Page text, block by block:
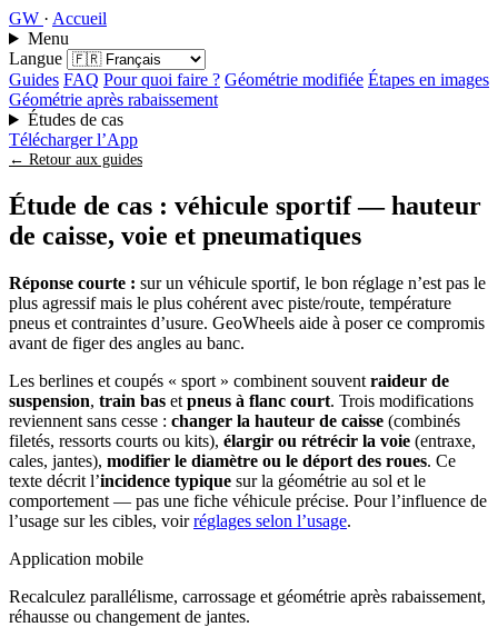
GW · Accueil
Menu
Langue
Guides FAQ Pour quoi faire ? Géométrie modifiée Étapes en images
Géométrie après rabaissement
Études de cas
Télécharger l’App
← Retour aux guides
Étude de cas : véhicule sportif — hauteur
de caisse, voie et pneumatiques
Réponse courte : sur un véhicule sportif, le bon réglage n’est pas le
plus agressif mais le plus cohérent avec piste/route, température
pneus et contraintes d’usure. GeoWheels aide à poser ce compromis
avant de figer des angles au banc.
Les berlines et coupés « sport » combinent souvent raideur de
suspension, train bas et pneus à flanc court. Trois modifications
reviennent sans cesse : changer la hauteur de caisse (combinés
filetés, ressorts courts ou kits), élargir ou rétrécir la voie (entraxe,
cales, jantes), modifier le diamètre ou le déport des roues. Ce
texte décrit l’incidence typique sur la géométrie au sol et le
comportement — pas une fiche véhicule précise. Pour l’influence de
l’usage sur les cibles, voirréglages selon l’usage.
Application mobile
Recalculez parallélisme, carrossage et géométrie après rabaissement,
réhausse ou changement de jantes.